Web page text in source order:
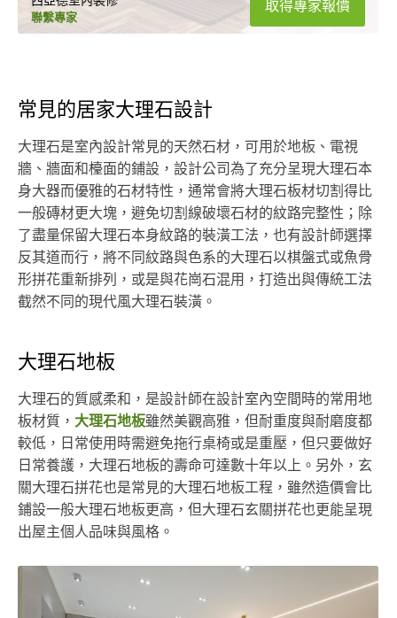
聯繫專家
取得專家報價
常見的居家大理石設計
大理石是室內設計常見的天然石材，可用於地板、電視
牆、牆面和檯面的鋪設，設計公司為了充分呈現大理石本
身大器而優雅的石材特性，通常會將大理石板材切割得比
一般磚材更大塊，避免切割線破壞石材的紋路完整性；除
了盡量保留大理石本身紋路的裝潢工法，也有設計師選擇
反其道而行，將不同紋路與色系的大理石以棋盤式或魚骨
形拼花重新排列，或是與花崗石混用，打造出與傳統工法
截然不同的現代風大理石裝潢。
大理石地板
大理石的質感柔和，是設計師在設計室內空間時的常用地
板材質， 大理石地板雖然美觀高雅，但耐重度與耐磨度都
較低，日常使用時需避免拖行桌椅或是重壓，但只要做好
日常養護，大理石地板的壽命可達數十年以上。另外，玄
關大理石拼花也是常見的大理石地板工程，雖然造價會比
鋪設一般大理石地板更高，但大理石玄關拼花也更能呈現
出屋主個人品味與風格。